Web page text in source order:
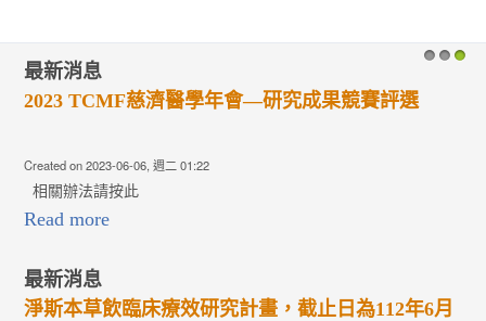
最新消息
2023 TCMF慈濟醫學年會—研究成果競賽評選
Created on 2023-06-06, 週二 01:22
相關辦法請按此
Read more
最新消息
淨斯本草飲臨床療效研究計畫，截止日為112年6月